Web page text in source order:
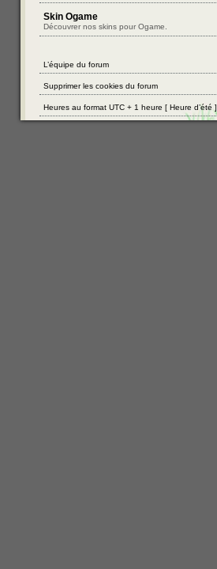
Skin Ogame
Découvrer nos skins pour Ogame.
L’équipe du forum
Supprimer les cookies du forum
Heures au format UTC + 1 heure [ Heure d’été ]